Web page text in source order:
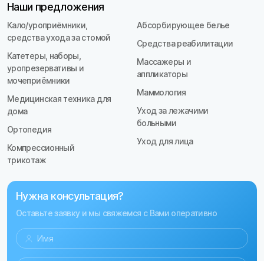
Наши предложения
Кало/уроприёмники,
средства ухода за стомой
Катетеры, наборы,
уропрезервативы и
мочеприёмники
Медицинская техника для
дома
Ортопедия
Компрессионный
трикотаж
Абсорбирующее белье
Средства реабилитации
Массажеры и
аппликаторы
Маммология
Уход за лежачими
больными
Уход для лица
Нужна консультация?
Оставьте заявку и мы свяжемся с Вами оперативно